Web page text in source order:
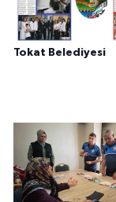
Tokat Belediyesi